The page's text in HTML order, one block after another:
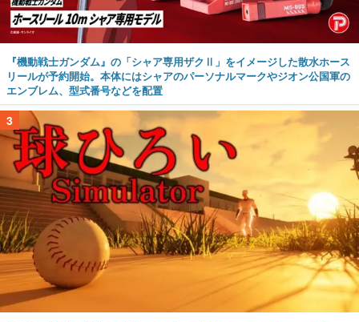
『機動戦士ガンダム』の「シャア専用ザクⅡ」をイメージした散水ホース
リールが予約開始。本体にはシャアのパーソナルマークやジオン公国軍の
エンブレム、型式番号などを配置
3